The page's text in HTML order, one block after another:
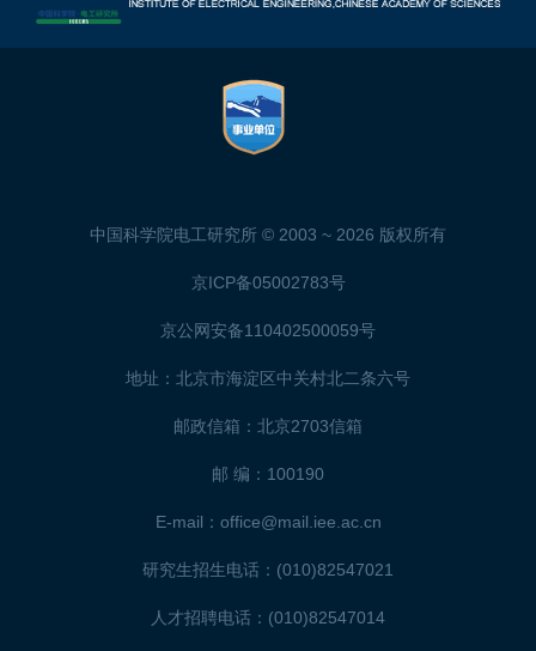
中国科学院电工研究所 © 2003 ~ 2026 版权所有
京ICP备05002783号
京公网安备110402500059号
地址：北京市海淀区中关村北二条六号
邮政信箱：北京2703信箱
邮 编：100190
E-mail：office@mail.iee.ac.cn
研究生招生电话：(010)82547021
人才招聘电话：(010)82547014